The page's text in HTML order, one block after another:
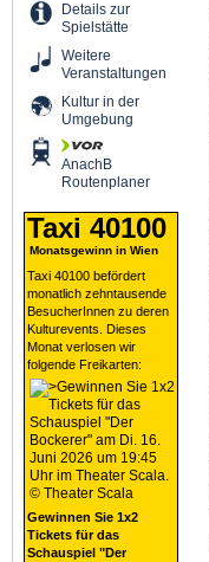
Details zur
Spielstätte
Weitere
Veranstaltungen
Kultur in der
Umgebung
AnachB
Routenplaner
Taxi 40100
Monatsgewinn in Wien
Taxi 40100 befördert
monatlich zehntausende
BesucherInnen zu deren
Kulturevents. Dieses
Monat verlosen wir
folgende Freikarten:
Gewinnen Sie 1x2
Tickets für das
Schauspiel "Der